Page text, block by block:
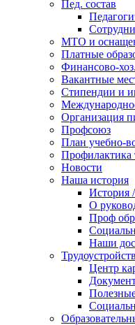
Пед. состав
МТО и
Платные
Финансово-
Вакантные
Стипендии и
Организация
Профсоюз
План учебно-
Профилактика
Новости
Наша история
История
О
Проф
Наши
Центр